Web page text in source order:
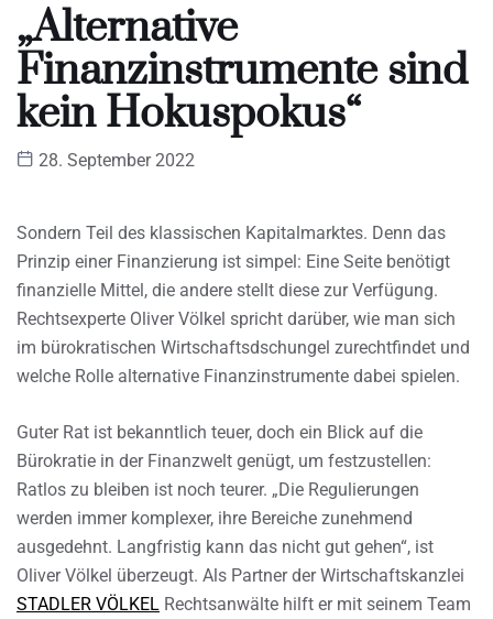
„Alternative
Finanzinstrumente sind
kein Hokuspokus“
28. September 2022
Sondern Teil des klassischen Kapitalmarktes. Denn das
Prinzip einer Finanzierung ist simpel: Eine Seite benötigt
finanzielle Mittel, die andere stellt diese zur Verfügung.
Rechtsexperte Oliver Völkel spricht darüber, wie man sich
im bürokratischen Wirtschaftsdschungel zurechtfindet und
welche Rolle alternative Finanzinstrumente dabei spielen.
Guter Rat ist bekanntlich teuer, doch ein Blick auf die
Bürokratie in der Finanzwelt genügt, um festzustellen:
Ratlos zu bleiben ist noch teurer. „Die Regulierungen
werden immer komplexer, ihre Bereiche zunehmend
ausgedehnt. Langfristig kann das nicht gut gehen“, ist
Oliver Völkel überzeugt. Als Partner der Wirtschaftskanzlei
STADLER VÖLKEL Rechtsanwälte hilft er mit seinem Team